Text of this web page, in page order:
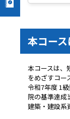
本コー
本コースは、
をめざすコー
令和7年度 1
院の基準達成
建築・建設系